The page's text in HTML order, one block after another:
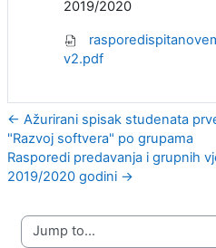
2019/2020
v2.pdf
← Ažurirani spisak studenata
"Razvoj softvera" po grupama
Rasporedi predavanja i grupnih
2019/2020 godini →
Jump to...